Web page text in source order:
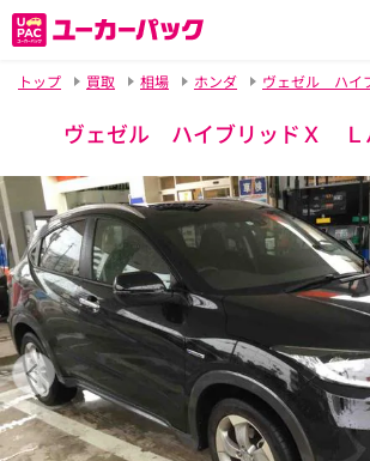
トップ
買取 相場 ホンダ ヴェゼル ハイ
ヴェゼル ハイブリッドＸ Ｌ